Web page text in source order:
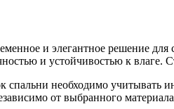
и элегантное решение
и устойчивостью к влаге.
спальни необходимо учитывать
от выбранного